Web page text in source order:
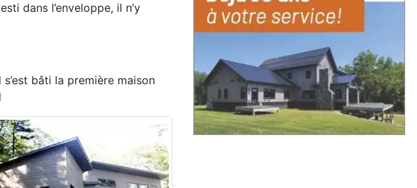
dans l’enveloppe, il n’y
bâti la première maison